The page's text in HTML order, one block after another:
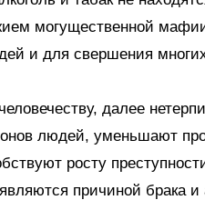
могущественной
и для свершения
далее
людей, уменьшают
росту
причиной брака